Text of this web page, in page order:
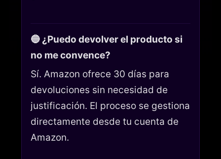
🔵 ¿Puedo devolver el producto si
no me convence?
Sí. Amazon ofrece 30 días para
devoluciones sin necesidad de
justificación. El proceso se gestiona
directamente desde tu cuenta de
Amazon.